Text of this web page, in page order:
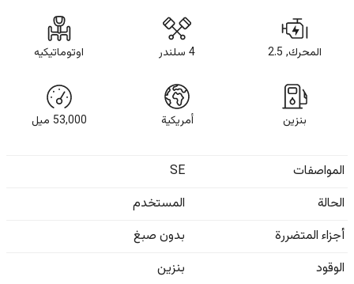
المحرك, 2.5 4 سلندر اوتوماتيكيه
بنزين أمريكية 53,000 ميل
المواصفات
SE
الحالة
المستخدم
أجزاء المتضررة
بدون صبغ
الوقود
بنزين